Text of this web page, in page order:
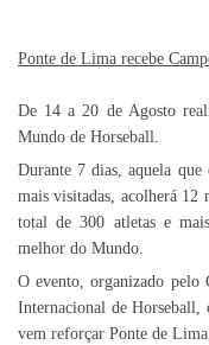
Ponte de Lima recebe
De 14 a 20 de Agosto
Mundo de Horseball.
Durante 7 dias, aquela
mais visitadas, acolherá 12
total de 300 atletas e
melhor do Mundo.
O evento, organizado pelo
Internacional de
vem reforçar Ponte de